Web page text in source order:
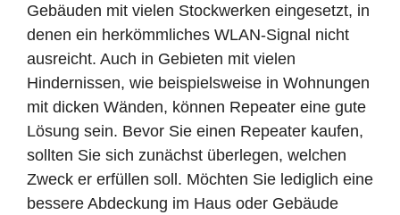
Gebäuden mit vielen Stockwerken eingesetzt, in
denen ein herkömmliches WLAN-Signal nicht
ausreicht. Auch in Gebieten mit vielen
Hindernissen, wie beispielsweise in Wohnungen
mit dicken Wänden, können Repeater eine gute
Lösung sein. Bevor Sie einen Repeater kaufen,
sollten Sie sich zunächst überlegen, welchen
Zweck er erfüllen soll. Möchten Sie lediglich eine
bessere Abdeckung im Haus oder Gebäude